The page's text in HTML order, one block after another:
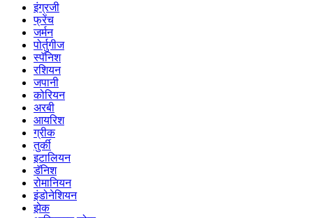
इंग्रजी
फ्रेंच
जर्मन
पोर्तुगीज
स्पॅनिश
रशियन
जपानी
कोरियन
अरबी
आयरिश
ग्रीक
तुर्की
इटालियन
डॅनिश
रोमानियन
इंडोनेशियन
झेक